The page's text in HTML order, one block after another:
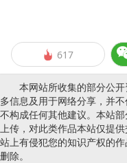
 617
本网站所收集的部分公
多信息及用于网络分享，并
不构成任何其他建议。本站
上传，对此类作品本站仅提
站上有侵犯您的知识产权的
删除。